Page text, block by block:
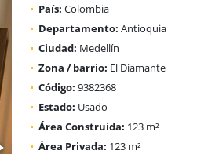
País: Colombia
Departamento: Antioquia
Ciudad: Medellín
Zona / barrio: El Diamante
Código: 9382368
Estado: Usado
Área Construida: 123 m²
Área Privada: 123 m²